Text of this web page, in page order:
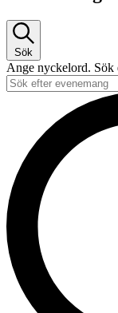
2
maj,
2026
Sök
Ange nyckelord. Sök